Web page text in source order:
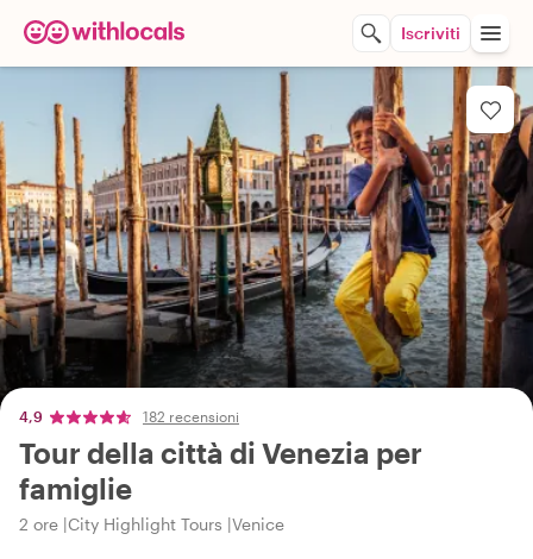
Iscriviti
4,9 182 recensioni
Tour della città di Venezia per
famiglie
2 ore City Highlight Tours Venice